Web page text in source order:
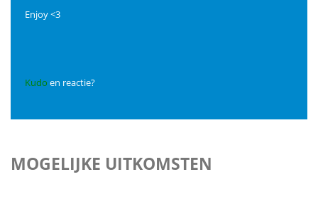
Enjoy <3
Kudo en reactie?
MOGELIJKE UITKOMSTEN